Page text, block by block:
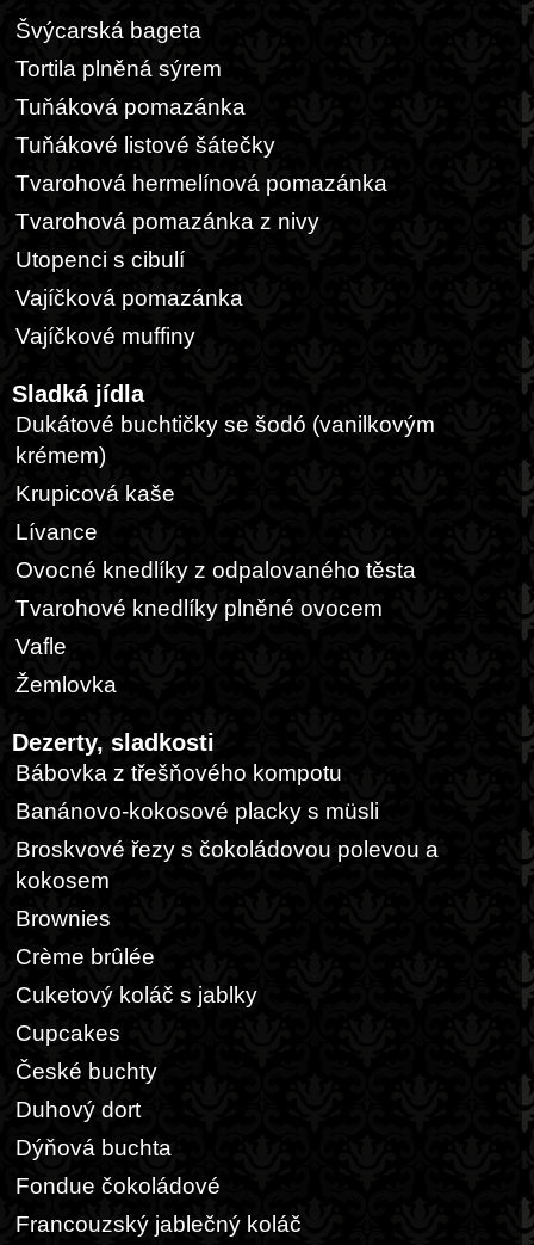
Švýcarská bageta
Tortila plněná sýrem
Tuňáková pomazánka
Tuňákové listové šátečky
Tvarohová hermelínová pomazánka
Tvarohová pomazánka z nivy
Utopenci s cibulí
Vajíčková pomazánka
Vajíčkové muffiny
Sladká jídla
Dukátové buchtičky se šodó (vanilkovým
krémem)
Krupicová kaše
Lívance
Ovocné knedlíky z odpalovaného těsta
Tvarohové knedlíky plněné ovocem
Vafle
Žemlovka
Dezerty, sladkosti
Bábovka z třešňového kompotu
Banánovo-kokosové placky s müsli
Broskvové řezy s čokoládovou polevou a
kokosem
Brownies
Crème brûlée
Cuketový koláč s jablky
Cupcakes
České buchty
Duhový dort
Dýňová buchta
Fondue čokoládové
Francouzský jablečný koláč